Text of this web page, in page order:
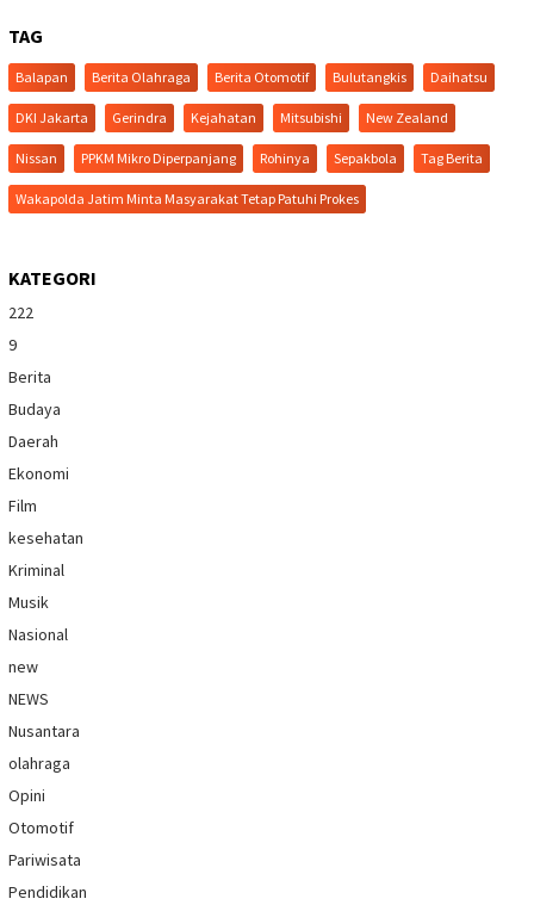
TAG
Balapan Berita Olahraga Berita Otomotif Bulutangkis Daihatsu
DKI Jakarta Gerindra Kejahatan Mitsubishi New Zealand
Nissan PPKM Mikro Diperpanjang Rohinya Sepakbola Tag Berita
Wakapolda Jatim Minta Masyarakat Tetap Patuhi Prokes
KATEGORI
222
9
Berita
Budaya
Daerah
Ekonomi
Film
kesehatan
Kriminal
Musik
Nasional
new
NEWS
Nusantara
olahraga
Opini
Otomotif
Pariwisata
Pendidikan